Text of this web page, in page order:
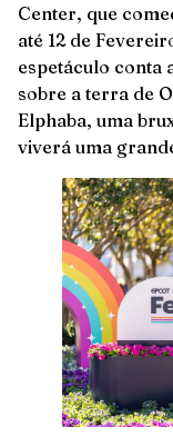
Center, que
até 12 de
espetáculo conta
sobre a terra de
Elphaba, uma
viverá uma